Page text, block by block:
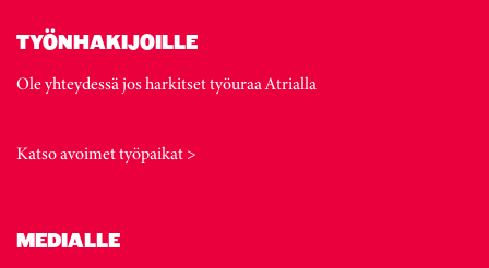
TYÖNHAKIJOILLE
Ole yhteydessä jos harkitset työuraa Atrialla
Katso avoimet työpaikat >
MEDIALLE